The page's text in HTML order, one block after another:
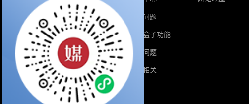
自媒体价格
增值服务
积分兑换
媒介学院
热门问题
媒介盒子功能
业务问题
积分相关